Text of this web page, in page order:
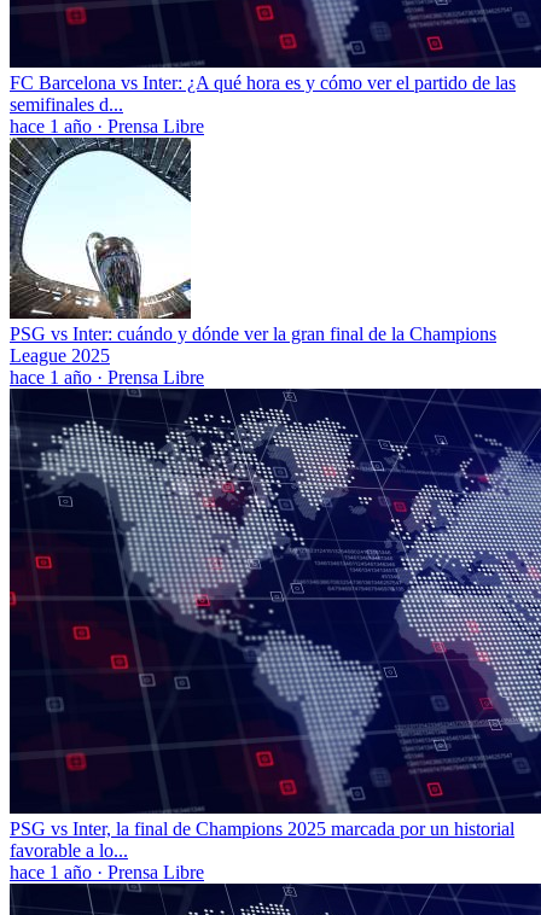
FC Barcelona vs Inter: ¿A qué hora es y cómo ver el partido de las
semifinales d...
hace 1 año · Prensa Libre
PSG vs Inter: cuándo y dónde ver la gran final de la Champions
League 2025
hace 1 año · Prensa Libre
PSG vs Inter, la final de Champions 2025 marcada por un historial
favorable a lo...
hace 1 año · Prensa Libre